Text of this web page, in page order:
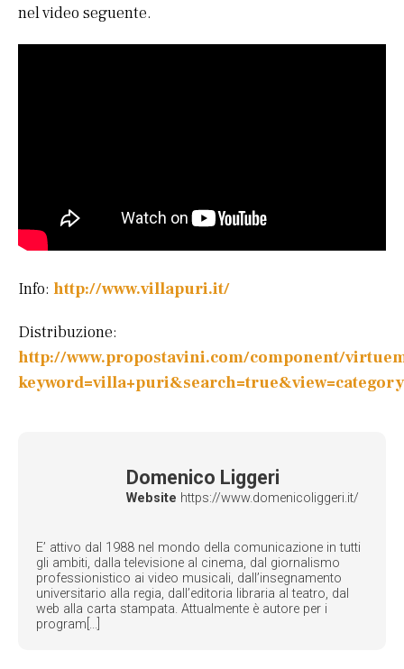
nel video seguente.
Info: http://www.villapuri.it/
Distribuzione:
http://www.propostavini.com/component/
Domenico Liggeri
Website https://www.domenicoliggeri.it/
E’ attivo dal 1988 nel mondo della comunicazione in tutti
gli ambiti, dalla televisione al cinema, dal giornalismo
professionistico ai video musicali, dall’insegnamento
universitario alla regia, dall’editoria libraria al teatro, dal
web alla carta stampata. Attualmente è autore per i
program[...]